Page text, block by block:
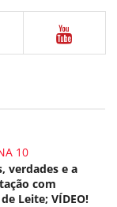
10
verdades e a
com
Leite; VÍDEO!